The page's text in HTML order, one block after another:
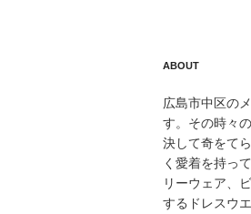
ABOUT
広島市中区の
す。その時々
決して奇をて
く愛着を持っ
リーウェア、
するドレスウ